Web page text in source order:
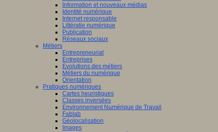
Information et nouveaux médias
Identité numérique
Internet responsable
Littératie numérique
Publication
Réseaux sociaux
Métiers
Entrepreneuriat
Entreprises
Evolutions des métiers
Métiers du numérique
Orientation
Pratiques numériques
Cartes heuristiques
Classes inversées
Environnement Numérique de Travail
Fablab
Géolocalisation
Images